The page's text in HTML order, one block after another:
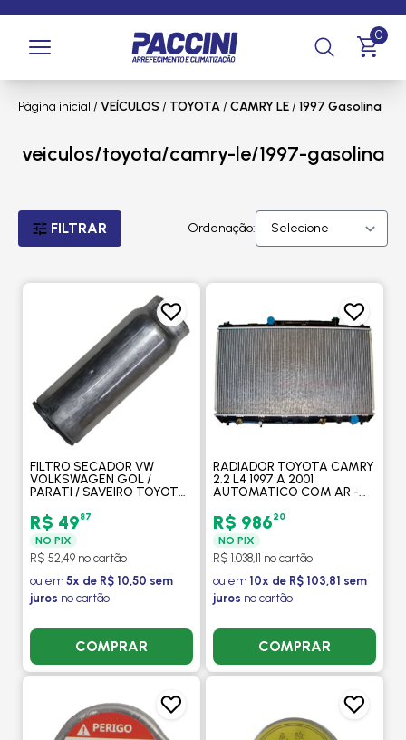
0
Página inicial /VEÍCULOS / TOYOTA/CAMRY LE/1997 Gasolina
veiculos/toyota/camry-le/1997-gasolina
FILTRAR Ordenação:
FILTRO SECADOR VW
VOLKSWAGEN GOL /
PARATI / SAVEIRO TOYOTA
R$ 4987
NO PIX
R$ 52,49 no cartão
ou em5x de R$ 10,50 sem
juros no cartão
COMPRAR
RADIADOR TOYOTA CAMRY
2.2 L4 1997 A 2001
AUTOMATICO COM AR -
R$ 98620
NO PIX
R$ 1.038,11 no cartão
ou em 10x de R$ 103,81 sem
juros no cartão
COMPRAR